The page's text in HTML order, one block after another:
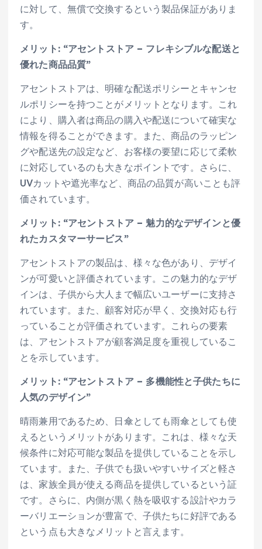
に対して、無償で交換するという製品保証がありま
す。
メリット: “アセントストア – フレキシブルな配送と
優れた商品品質”
アセントストアは、明確な配送ポリシーとキャンセ
ルポリシーを持つことがメリットとなります。これ
により、購入者は商品の購入や配送について確実な
情報を得ることができます。また、商品のラッピン
グや配送先の設定など、お客様の要望に応じて柔軟
に対応しているのも大きなポイントです。さらに、
UVカットや遮光率など、商品の品質が高いことも評
価されています。
メリット: “アセントストア – 魅力的なデザインと優
れたカスタマーサービス”
アセントストアの製品は、様々な色があり、デザイ
ンが可愛いと評価されています。この魅力的なデザ
インは、子供から大人まで幅広いユーザーに支持さ
れています。また、顧客対応が早く、交換対応も行
っていることが評価されています。これらの要素
は、アセントストアが顧客満足度を重視しているこ
とを示しています。
メリット: “アセントストア – 多機能性と子供たちに
人気のデザイン”
晴雨兼用であるため、日傘としても雨傘としても使
えるというメリットがあります。これは、様々な天
候条件に対応可能な製品を提供していることを示し
ています。また、子供でも扱いやすいサイズと軽さ
は、家族全員が使える商品を提供しているという証
です。さらに、内側が黒く熱を吸収する設計やカラ
ーバリエーションが豊富で、子供たちに好評である
という点も大きなメリットと言えます。